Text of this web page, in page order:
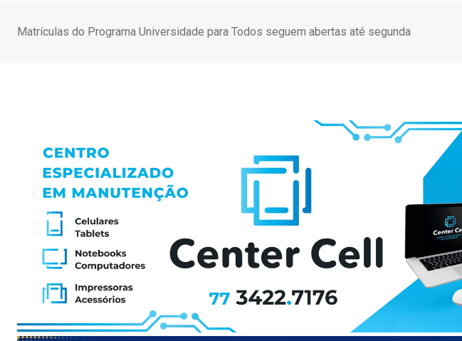
Matrículas do Programa Universidade para Todos seguem abertas até segunda